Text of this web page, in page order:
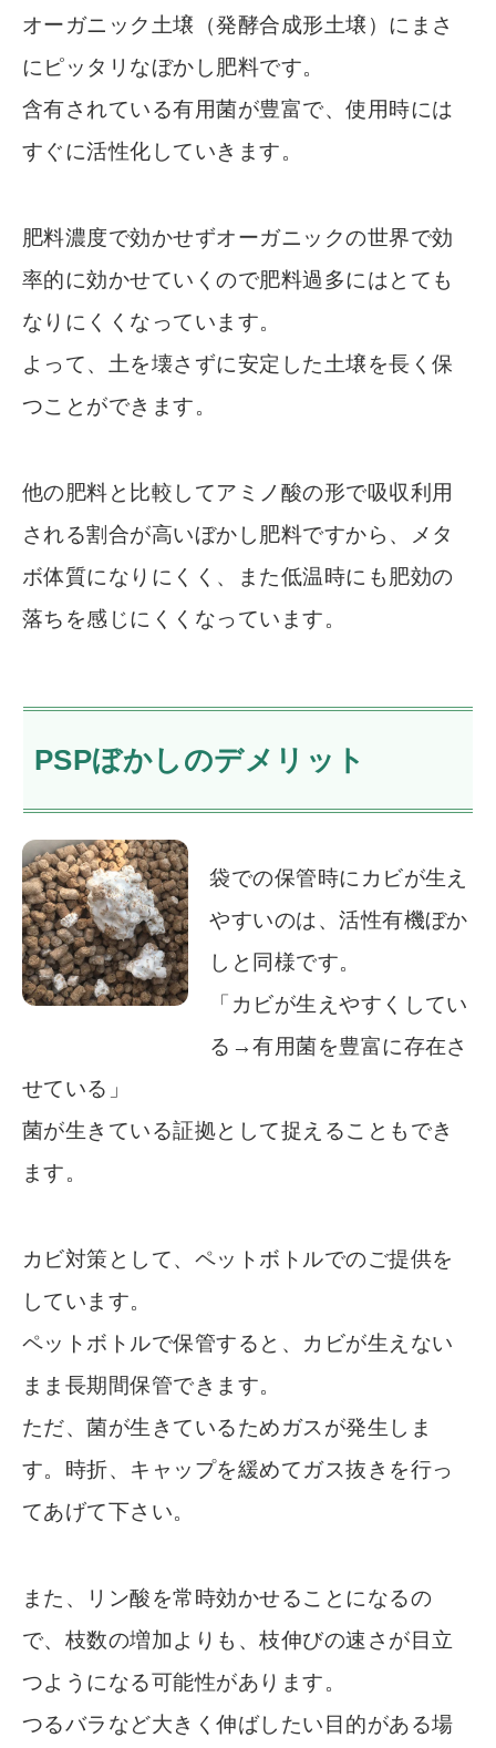
オーガニック土壌（発酵合成形土壌）にまさ
にピッタリなぼかし肥料です。
含有されている有用菌が豊富で、使用時には
すぐに活性化していきます。
肥料濃度で効かせずオーガニックの世界で効
率的に効かせていくので肥料過多にはとても
なりにくくなっています。
よって、土を壊さずに安定した土壌を長く保
つことができます。
他の肥料と比較してアミノ酸の形で吸収利用
される割合が高いぼかし肥料ですから、メタ
ボ体質になりにくく、また低温時にも肥効の
落ちを感じにくくなっています。
PSPぼかしのデメリット
袋での保管時にカビが生え
やすいのは、活性有機ぼか
しと同様です。
「カビが生えやすくしてい
る→有用菌を豊富に存在さ
せている」
菌が生きている証拠として捉えることもでき
ます。
カビ対策として、ペットボトルでのご提供を
しています。
ペットボトルで保管すると、カビが生えない
まま長期間保管できます。
ただ、菌が生きているためガスが発生しま
す。時折、キャップを緩めてガス抜きを行っ
てあげて下さい。
また、リン酸を常時効かせることになるの
で、枝数の増加よりも、枝伸びの速さが目立
つようになる可能性があります。
つるバラなど大きく伸ばしたい目的がある場